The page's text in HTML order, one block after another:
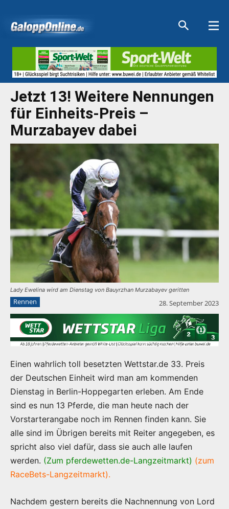
Jetzt 13! Weitere Nennungen
für Einheits-Preis –
Murzabayev dabei
Lady Ewelina wird am Dienstag von Bauyrzhan Murzabayev geritten
Rennen 28. September 2023
Einen wahrlich toll besetzten Wettstar.de 33. Preis
der Deutschen Einheit wird man am kommenden
Dienstag in Berlin-Hoppegarten erleben. Am Ende
sind es nun 13 Pferde, die man heute nach der
Vorstarterangabe noch im Rennen finden kann. Sie
alle sind im Übrigen bereits mit Reiter angegeben, es
spricht also viel dafür, dass sie auch alle laufen
werden. (Zum pferdewetten.de-Langzeitmarkt) (zum
RaceBets-Langzeitmarkt).
Nachdem gestern bereits die Nachnennung von Lord